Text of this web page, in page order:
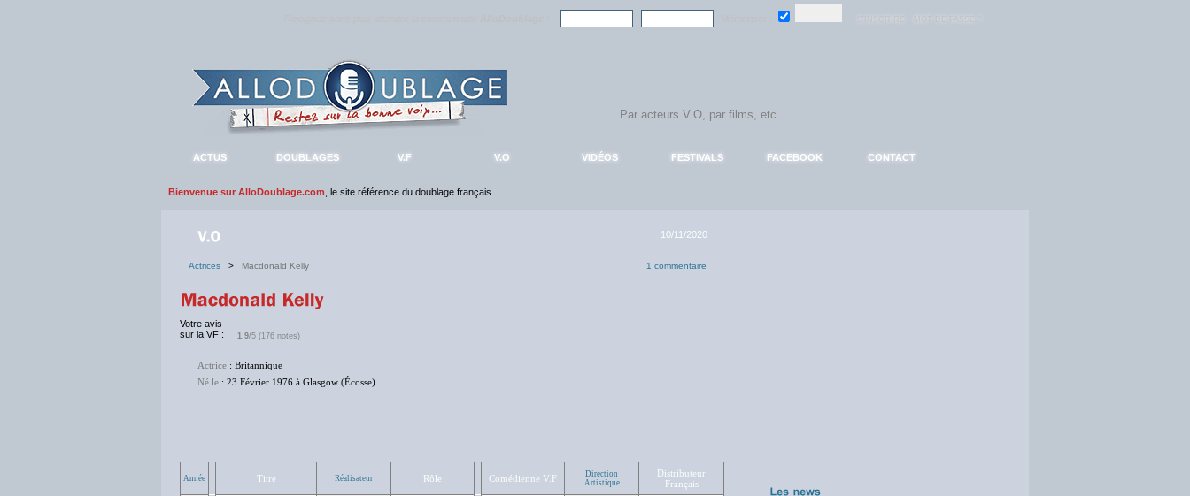
ACTUS DOUBLAGES V.F V.O VIDÉOS FESTIVALS FACEBOOK CONTACT
Bienvenue sur AlloDoublage.com , le site référence du doublage français.
10/11/2020
Actrices > Macdonald Kelly 1 commentaire
Votre avis
sur la VF :
1.9/5 (176 notes)
Actrice : Britannique
Né le : 23 Février 1976 à Glasgow (Écosse)
Année Titre Réalisateur Rôle Comédienne V.F
Direction
Artistique
Distributeur
Français